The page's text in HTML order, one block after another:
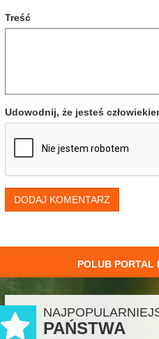
Treść
Udowodnij, że jesteś
DODAJ KOMENTARZ
POLUB PORTAL
PAŃSTWA